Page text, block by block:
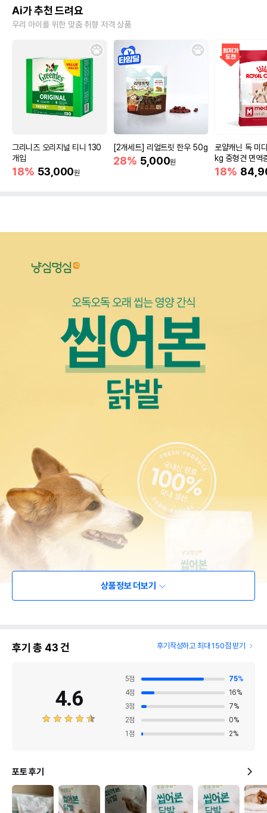
Ai가 추천 드려요
우리 아이를 위한 맞춤 취향 저격 상품
그리니즈 오리지널 티니 130
개입
18% 53,000원
[2개세트] 리얼트릿 한우 50g
28% 5,000원
로얄캐닌 독 미
kg 중형견 면역
18%
상품정보 더보기
후기 총 43건 후기작성하고 최대 150점 받기
4.6
5점 75%
4점 16%
3점 7%
2점 0%
1 점 2%
포토 후기